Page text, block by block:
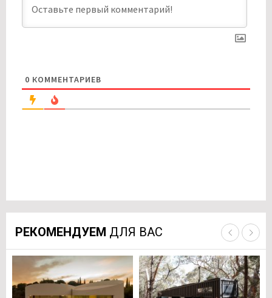
0 КОММЕНТАРИЕВ
РЕКОМЕНДУЕМ ДЛЯ ВАС